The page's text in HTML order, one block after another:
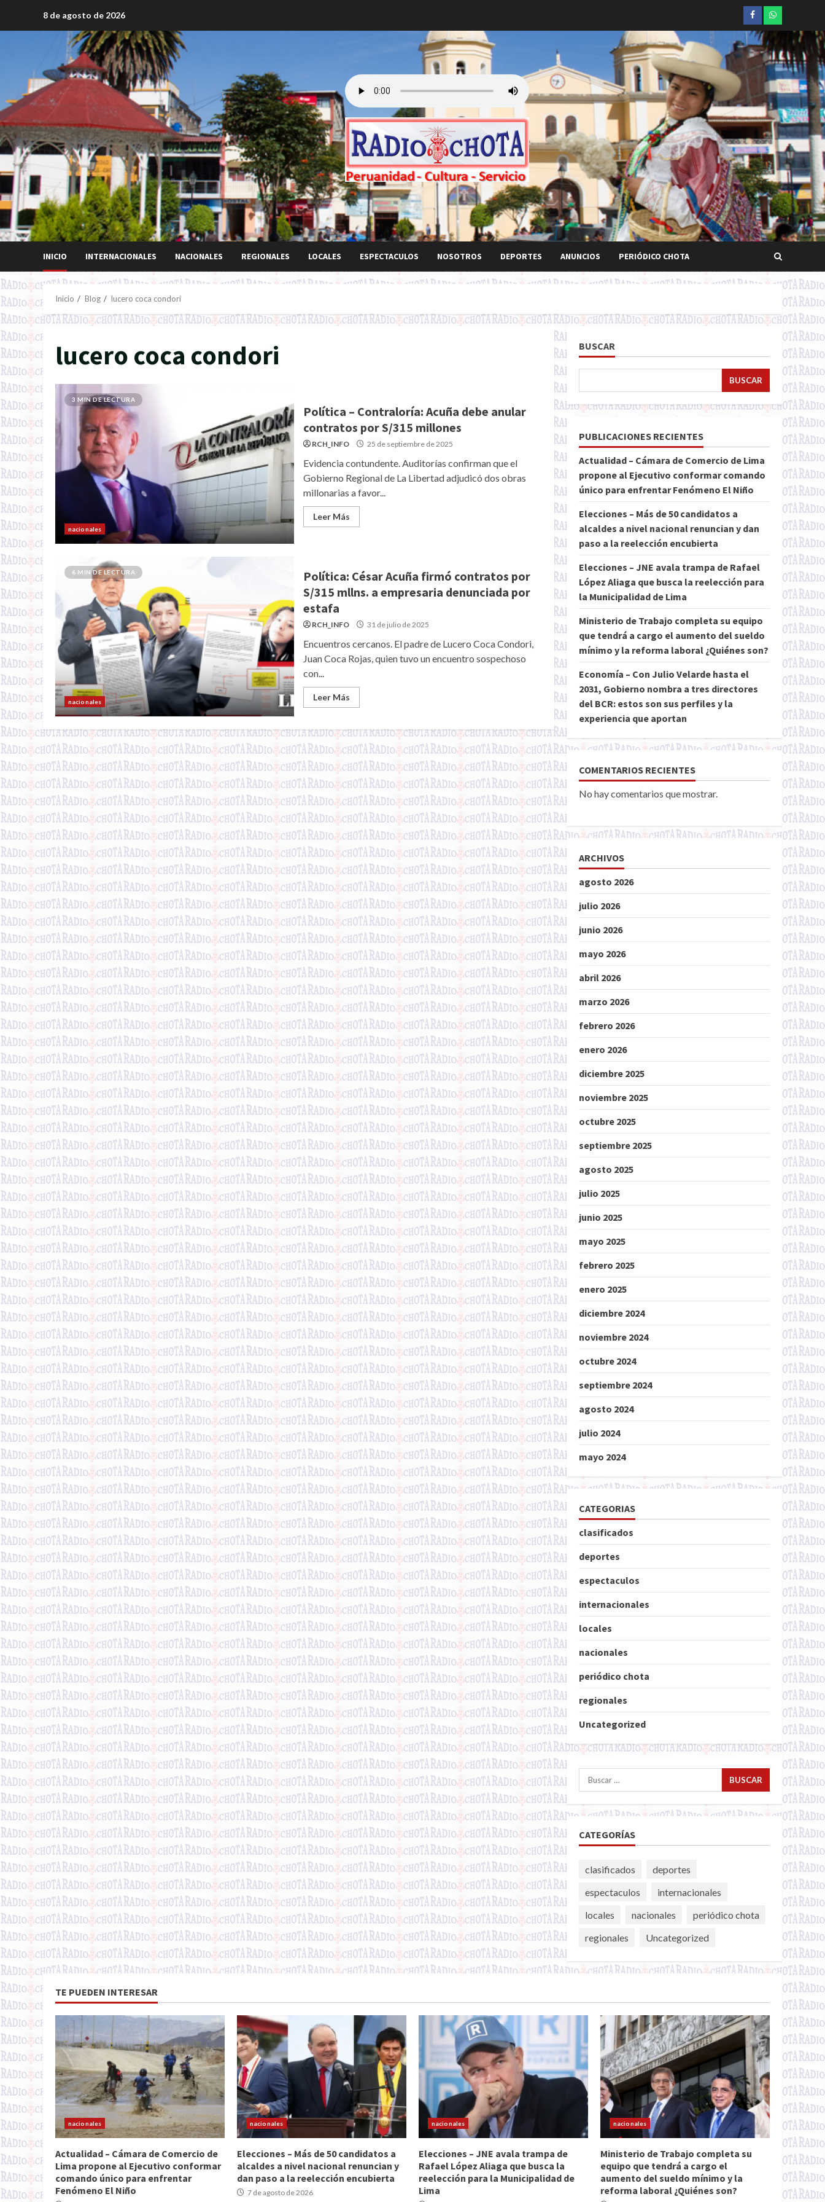
8 de agosto de 2026 Facebookwhatsapp
INICIO INTERNACIONALES NACIONALES REGIONALES LOCALES ESPECTACULOS NOSOTROS DEPORTES ANUNCIOS PERIÓDICO CHOTA
Inicio Blog lucero coca condori
lucero coca condori
3 MIN DE LECTURA
nacionales
Política – Contraloría: Acuña debe anular
contratos por S/315 millones
RCH_INFO 25 de septiembre de 2025
Evidencia contundente. Auditorías confirman que el
Gobierno Regional de La Libertad adjudicó dos obras
millonarias a favor...
Leer Más
6 MIN DE LECTURA
nacionales
Política: César Acuña firmó contratos por
S/315 mllns. a empresaria denunciada por
estafa
RCH_INFO 31 de julio de 2025
Encuentros cercanos. El padre de Lucero Coca Condori,
Juan Coca Rojas, quien tuvo un encuentro sospechoso
con...
Leer Más
BUSCAR
BUSCAR
PUBLICACIONES RECIENTES
Actualidad – Cámara de Comercio de Lima
propone al Ejecutivo conformar comando
único para enfrentar Fenómeno El Niño
Elecciones – Más de 50 candidatos a
alcaldes a nivel nacional renuncian y dan
paso a la reelección encubierta
Elecciones – JNE avala trampa de Rafael
López Aliaga que busca la reelección para
la Municipalidad de Lima
Ministerio de Trabajo completa su equipo
que tendrá a cargo el aumento del sueldo
mínimo y la reforma laboral ¿Quiénes son?
Economía – Con Julio Velarde hasta el
2031, Gobierno nombra a tres directores
del BCR: estos son sus perfiles y la
experiencia que aportan
COMENTARIOS RECIENTES
No hay comentarios que mostrar.
ARCHIVOS
agosto 2026
julio 2026
junio 2026
mayo 2026
abril 2026
marzo 2026
febrero 2026
enero 2026
diciembre 2025
noviembre 2025
octubre 2025
septiembre 2025
agosto 2025
julio 2025
junio 2025
mayo 2025
febrero 2025
enero 2025
diciembre 2024
noviembre 2024
octubre 2024
septiembre 2024
agosto 2024
julio 2024
mayo 2024
CATEGORIAS
clasificados
deportes
espectaculos
internacionales
locales
nacionales
periódico chota
regionales
Uncategorized
Buscar:
CATEGORÍAS
clasificados
deportes
espectaculos
internacionales
locales
nacionales
periódico chota
regionales
Uncategorized
TE PUEDEN INTERESAR
nacionales
Actualidad – Cámara de Comercio de
Lima propone al Ejecutivo conformar
comando único para enfrentar
Fenómeno El Niño
nacionales
Elecciones – Más de 50 candidatos a
alcaldes a nivel nacional renuncian y
dan paso a la reelección encubierta
7 de agosto de 2026
nacionales
Elecciones – JNE avala trampa de
Rafael López Aliaga que busca la
reelección para la Municipalidad de
Lima
nacionales
Ministerio de Trabajo completa su
equipo que tendrá a cargo el
aumento del sueldo mínimo y la
reforma laboral ¿Quiénes son?